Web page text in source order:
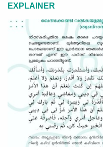
EXPLAINER